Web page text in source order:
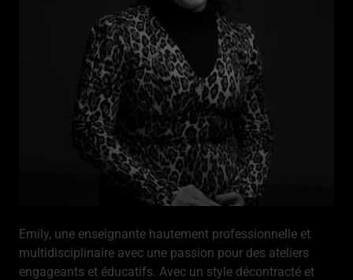
Emily, une enseignante hautement professionnelle et
multidisciplinaire avec une passion pour des ateliers
engageants et éducatifs. Avec un style décontracté et